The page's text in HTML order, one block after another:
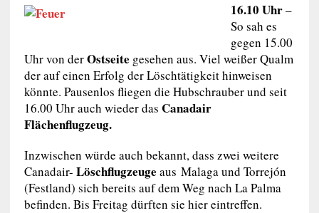
16.10 Uhr–
So sah es
gegen 15.00
Uhr von derOstseite gesehen aus. Viel weißer Qualm
der auf einen Erfolg der Löschtätigkeit hinweisen
könnte. Pausenlos fliegen die Hubschrauber und seit
16.00 Uhr auch wieder das Canadair
Flächenflugzeug.
Inzwischen würde auch bekannt, dass zwei weitere
Canadair- Löschflugzeuge aus Malaga und Torrejón
(Festland) sich bereits auf dem Weg nach La Palma
befinden. Bis Freitag dürften sie hier eintreffen.